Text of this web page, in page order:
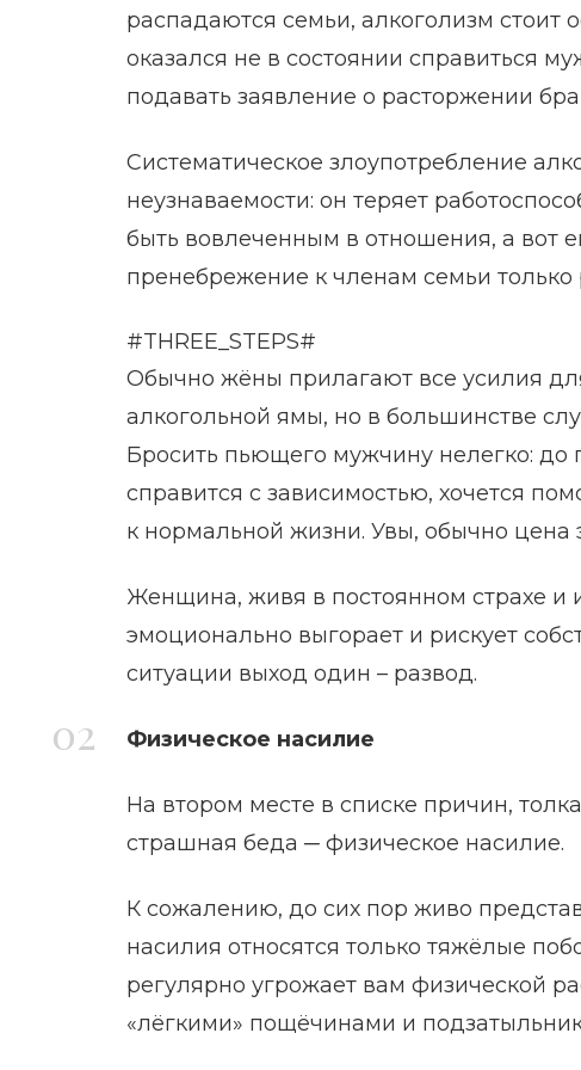
распадаются семьи, алкоголизм стоит
оказался не в состоянии справиться
подавать заявление о расторжении
Систематическое злоупотребление
неузнаваемости: он теряет
быть вовлеченным в отношения, а вот
пренебрежение к членам семьи только
#THREE_STEPS#
Обычно жёны прилагают все усилия
алкогольной ямы, но в большинстве
Бросить пьющего мужчину нелегко: до
справится с зависимостью, хочется
к нормальной жизни. Увы, обычно цена
Женщина, живя в постоянном страхе и
эмоционально выгорает и рискует
ситуации выход один – развод.
Физическое насилие
На втором месте в списке причин,
страшная беда ─ физическое насилие.
К сожалению, до сих пор живо
насилия относятся только тяжёлые
регулярно угрожает вам физической
«лёгкими» пощёчинами и